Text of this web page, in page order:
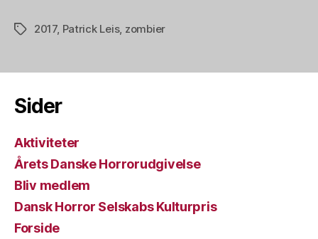
Tags2017, Patrick Leis, zombier
Sider
Aktiviteter
Årets Danske Horrorudgivelse
Bliv medlem
Dansk Horror Selskabs Kulturpris
Forside